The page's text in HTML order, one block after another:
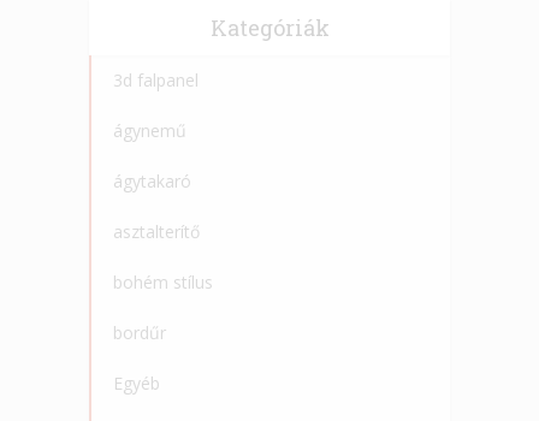
Kategóriák
3d falpanel
ágynemű
ágytakaró
asztalterítő
bohém stílus
bordűr
Egyéb